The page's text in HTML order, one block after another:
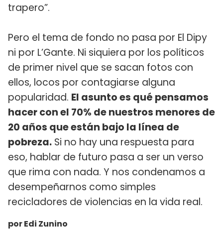
trapero”.
Pero el tema de fondo no pasa por El Dipy
ni por L’Gante. Ni siquiera por los políticos
de primer nivel que se sacan fotos con
ellos, locos por contagiarse alguna
popularidad. El asunto es qué pensamos
hacer con el 70% de nuestros menores de
20 años que están bajo la línea de
pobreza. Si no hay una respuesta para
eso, hablar de futuro pasa a ser un verso
que rima con nada. Y nos condenamos a
desempeñarnos como simples
recicladores de violencias en la vida real.
por Edi Zunino